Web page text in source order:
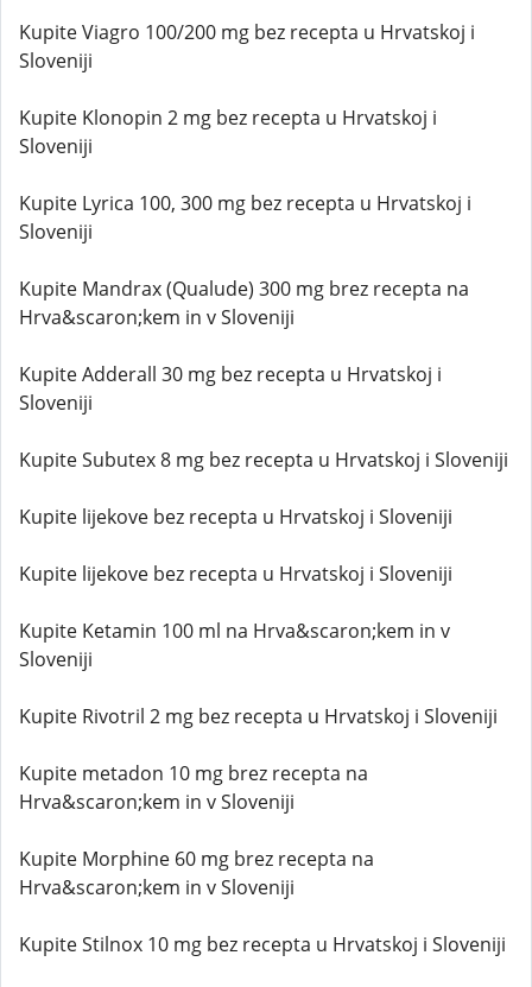
Kupite Viagro 100/200 mg bez recepta u Hrvatskoj i
Sloveniji
Kupite Klonopin 2 mg bez recepta u Hrvatskoj i
Sloveniji
Kupite Lyrica 100, 300 mg bez recepta u Hrvatskoj i
Sloveniji
Kupite Mandrax (Qualude) 300 mg brez recepta na
Hrva&scaron;kem in v Sloveniji
Kupite Adderall 30 mg bez recepta u Hrvatskoj i
Sloveniji
Kupite Subutex 8 mg bez recepta u Hrvatskoj i Sloveniji
Kupite lijekove bez recepta u Hrvatskoj i Sloveniji
Kupite lijekove bez recepta u Hrvatskoj i Sloveniji
Kupite Ketamin 100 ml na Hrva&scaron;kem in v
Sloveniji
Kupite Rivotril 2 mg bez recepta u Hrvatskoj i Sloveniji
Kupite metadon 10 mg brez recepta na
Hrva&scaron;kem in v Sloveniji
Kupite Morphine 60 mg brez recepta na
Hrva&scaron;kem in v Sloveniji
Kupite Stilnox 10 mg bez recepta u Hrvatskoj i Sloveniji